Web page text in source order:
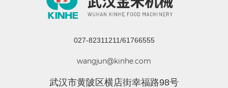
027-82311211/61766555
wangjun@kinhe.com
武汉市黄陂区横店街幸福路98号